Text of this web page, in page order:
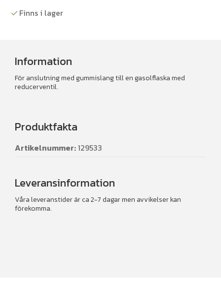
mängd
Finns i lager
Information
För anslutning med gummislang till en gasolflaska med
reducerventil.
Produktfakta
Artikelnummer:129533
Leveransinformation
Våra leveranstider är ca 2-7 dagar men avvikelser kan
förekomma.